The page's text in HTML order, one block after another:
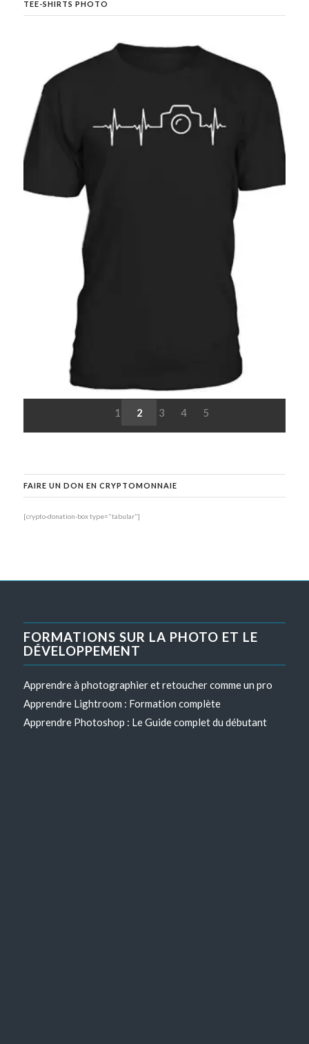
TEE-SHIRTS PHOTO
1 2 3 4 5
FAIRE UN DON EN CRYPTOMONNAIE
[crypto-donation-box type="tabular"]
FORMATIONS SUR LA PHOTO ET LE
DÉVELOPPEMENT
Apprendre à photographier et retoucher comme un pro
Apprendre Lightroom : Formation complète
Apprendre Photoshop : Le Guide complet du débutant